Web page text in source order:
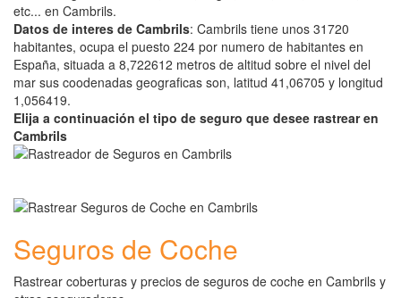
etc... en Cambrils.
Datos de interes de Cambrils: Cambrils tiene unos 31720
habitantes, ocupa el puesto 224 por numero de habitantes en
España, situada a 8,722612 metros de altitud sobre el nivel del
mar sus coodenadas geograficas son, latitud 41,06705 y longitud
1,056419.
Elija a continuación el tipo de seguro que desee rastrear en
Cambrils
Seguros de Coche
Rastrear coberturas y precios de seguros de coche en Cambrils y